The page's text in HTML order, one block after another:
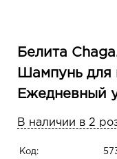
Белита
Шампунь для
Ежедневный
В наличии в 2
Код: